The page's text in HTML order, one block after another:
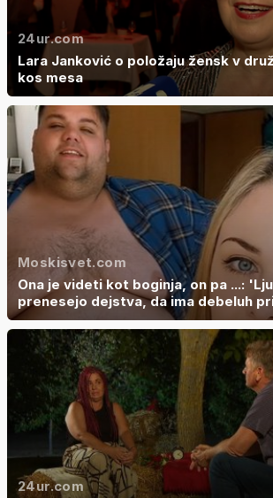
24ur.com
Lara Janković o položaju žensk v
kos mesa
Moskisvet.com
Ona je videti kot boginja, on pa ...:
prenesejo dejstva, da ima debeluh
24ur.com